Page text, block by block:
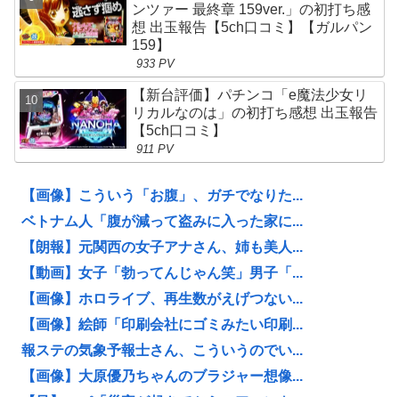
ンツァー 最終章 159ver.」の初打ち感
想 出玉報告【5ch口コミ】【ガルパン
159】
933 PV
【新台評価】パチンコ「e魔法少女リ
リカルなのは」の初打ち感想 出玉報告
【5ch口コミ】
911 PV
【画像】こういう「お腹」、ガチでなりた...
ベトナム人「腹が減って盗みに入った家に...
【朗報】元関西の女子アナさん、姉も美人...
【動画】女子「勃ってんじゃん笑」男子「...
【画像】ホロライブ、再生数がえげつない...
【画像】絵師「印刷会社にゴミみたい印刷...
報ステの気象予報士さん、こういうのでい...
【画像】大原優乃ちゃんのブラジャー想像...